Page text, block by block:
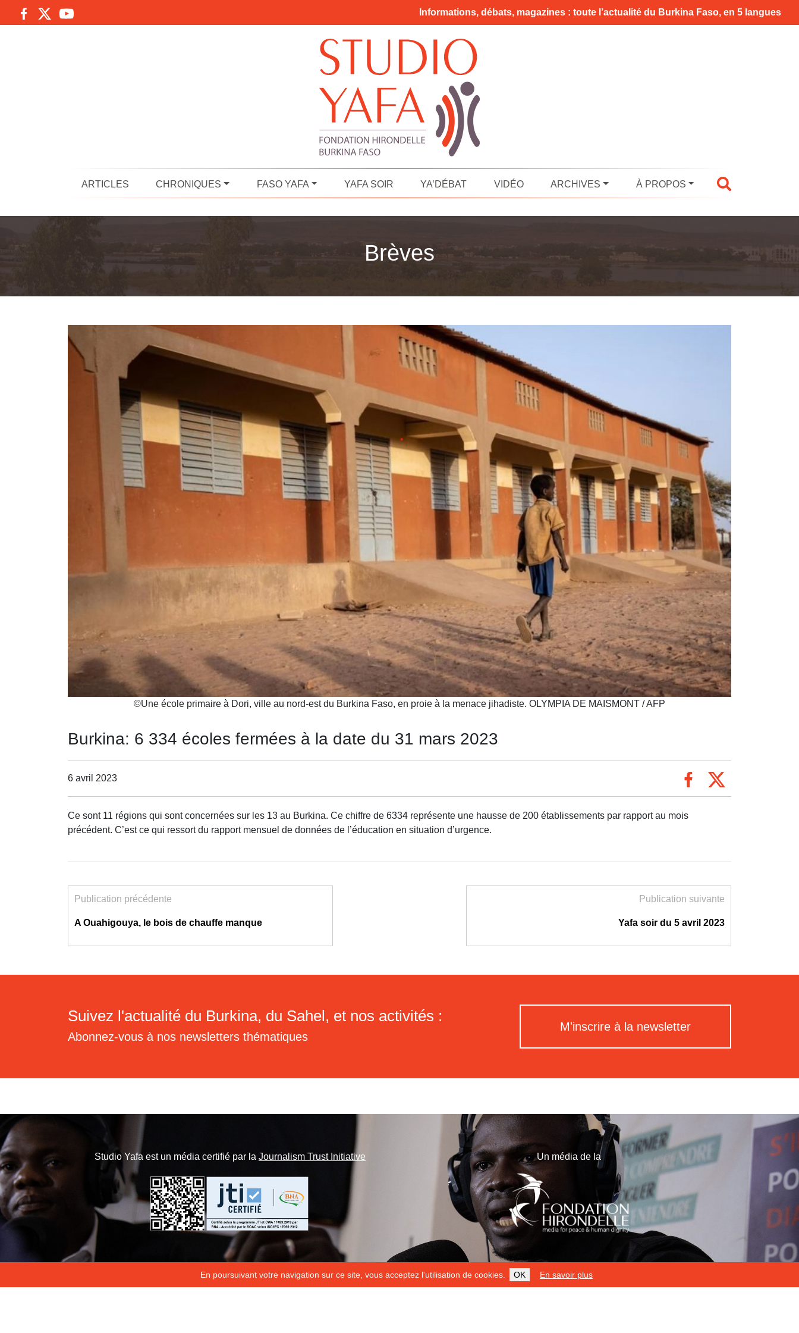
En poursuivant votre navigation sur ce site, vous acceptez l'utilisation de cookies. OK En savoir plus
Informations, débats, magazines : toute l’actualité du Burkina Faso, en 5 langues
ARTICLES CHRONIQUES FASO YAFA YAFA SOIR YA’DÉBAT VIDÉO ARCHIVES À PROPOS
Brèves
©Une école primaire à Dori, ville au nord-est du Burkina Faso, en proie à la menace jihadiste. OLYMPIA DE MAISMONT / AFP
Burkina: 6 334 écoles fermées à la date du 31 mars 2023
6 avril 2023
Ce sont 11 régions qui sont concernées sur les 13 au Burkina. Ce chiffre de 6334 représente une hausse de 200 établissements par rapport au mois
précédent. C’est ce qui ressort du rapport mensuel de données de l’éducation en situation d’urgence.
Publication précédente
A Ouahigouya, le bois de chauffe manque
Publication suivante
Yafa soir du 5 avril 2023
Suivez l'actualité du Burkina, du Sahel, et nos activités :
Abonnez-vous à nos newsletters thématiques
M'inscrire à la newsletter
Studio Yafa est un média certifié par la Journalism Trust Initiative Un média de la
ILS NOUS SOUTIENNENT